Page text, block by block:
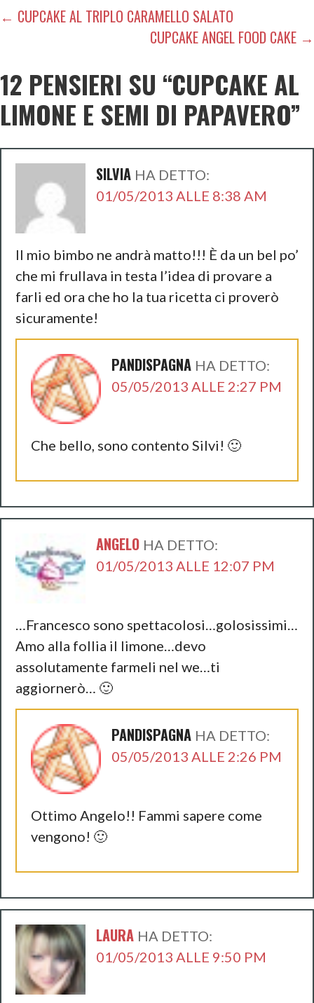
e
o
o
k
ai
NAVIGAZIONE
← CUPCAKE AL TRIPLO CARAMELLO SALATO
CUPCAKE ANGEL FOOD CAKE →
12 PENSIERI SU “CUPCAKE AL
LIMONE E SEMI DI PAPAVERO”
SILVIA HA DETTO:
01/05/2013 ALLE 8:38 AM
Il mio bimbo ne andrà matto!!! È da un bel po’
che mi frullava in testa l’idea di provare a
farli ed ora che ho la tua ricetta ci proverò
sicuramente!
PANDISPAGNA HA DETTO:
05/05/2013 ALLE 2:27 PM
Che bello, sono contento Silvi! 🙂
ANGELO HA DETTO:
01/05/2013 ALLE 12:07 PM
…Francesco sono spettacolosi…golosissimi…
Amo alla follia il limone…devo
assolutamente farmeli nel we…ti
aggiornerò… 🙂
PANDISPAGNA HA DETTO:
05/05/2013 ALLE 2:26 PM
Ottimo Angelo!! Fammi sapere come
vengono! 🙂
LAURA HA DETTO:
01/05/2013 ALLE 9:50 PM